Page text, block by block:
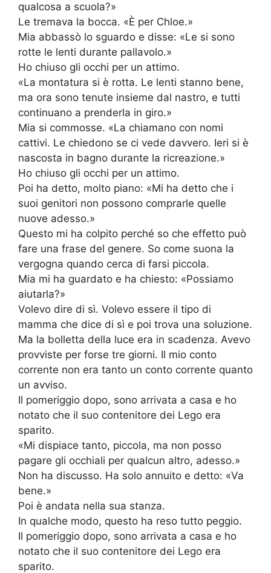
qualcosa a scuola?»
Le tremava la bocca. «È per Chloe.»
Mia abbassò lo sguardo e disse: «Le si sono
rotte le lenti durante pallavolo.»
Ho chiuso gli occhi per un attimo.
«La montatura si è rotta. Le lenti stanno bene,
ma ora sono tenute insieme dal nastro, e tutti
continuano a prenderla in giro.»
Mia si commosse. «La chiamano con nomi
cattivi. Le chiedono se ci vede davvero. Ieri si è
nascosta in bagno durante la ricreazione.»
Ho chiuso gli occhi per un attimo.
Poi ha detto, molto piano: «Mi ha detto che i
suoi genitori non possono comprarle quelle
nuove adesso.»
Questo mi ha colpito perché so che effetto può
fare una frase del genere. So come suona la
vergogna quando cerca di farsi piccola.
Mia mi ha guardato e ha chiesto: «Possiamo
aiutarla?»
Volevo dire di sì. Volevo essere il tipo di
mamma che dice di sì e poi trova una soluzione.
Ma la bolletta della luce era in scadenza. Avevo
provviste per forse tre giorni. Il mio conto
corrente non era tanto un conto corrente quanto
un avviso.
Il pomeriggio dopo, sono arrivata a casa e ho
notato che il suo contenitore dei Lego era
sparito.
«Mi dispiace tanto, piccola, ma non posso
pagare gli occhiali per qualcun altro, adesso.»
Non ha discusso. Ha solo annuito e detto: «Va
bene.»
Poi è andata nella sua stanza.
In qualche modo, questo ha reso tutto peggio.
Il pomeriggio dopo, sono arrivata a casa e ho
notato che il suo contenitore dei Lego era
sparito.